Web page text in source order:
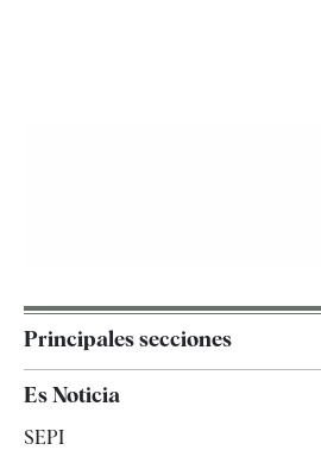
Principales secciones
Es Noticia
SEPI